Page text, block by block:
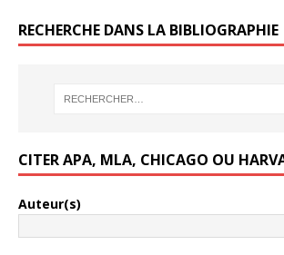
RECHERCHE DANS LA BIBLIOGRAPHIE
CITER APA, MLA, CHICAGO OU
Auteur(s)